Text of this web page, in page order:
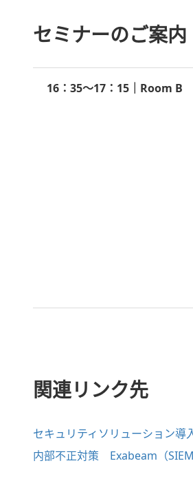
セミナーのご案内
16：35～17：15｜Room B
関連リンク先
セキュリティソリューション
内部不正対策 Exabeam（